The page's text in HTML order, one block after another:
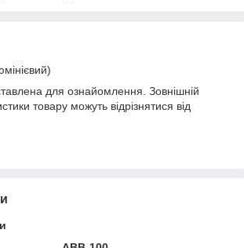
для ознайомлення. Зовнішній
товару можуть відрізнятися від